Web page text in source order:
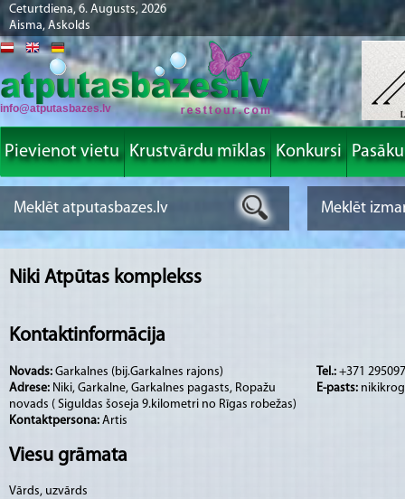
Ceturtdiena, 6. Augusts, 2026
Aisma, Askolds
info@atputasbazes.lv
Pievienot vietu Krustvārdu mīklas Konkursi
Niki Atpūtas komplekss
Kontaktinformācija
Novads: Garkalnes (bij.Garkalnes rajons)
Adrese: Niki, Garkalne, Garkalnes pagasts, Ropažu
novads ( Siguldas šoseja 9.kilometri no Rīgas robežas)
Kontaktpersona: Artis
Tel.: +371
E-pasts:
Viesu grāmata
Vārds, uzvārds